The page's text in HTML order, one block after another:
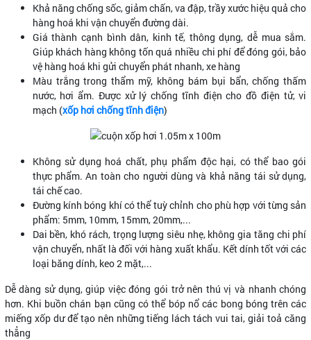
Khả năng chống sốc, giảm chấn, va đập, trầy xước hiệu quả cho
hàng hoá khi vận chuyển đường dài.
Giá thành cạnh bình dân, kinh tế, thông dụng, dễ mua sắm.
Giúp khách hàng không tốn quá nhiều chi phí để đóng gói, bảo
vệ hàng hoá khi gửi chuyển phát nhanh, xe hàng
Màu trắng trong thẩm mỹ, không bám bụi bẩn, chống thấm
nước, hơi ẩm. Được xử lý chống tĩnh điện cho đồ điện tử, vi
mạch (xốp hơi chống tĩnh điện)
Không sử dụng hoá chất, phụ phẩm độc hại, có thể bao gói
thực phẩm. An toàn cho người dùng và khả năng tái sử dụng,
tái chế cao.
Đường kính bóng khí có thể tuỳ chỉnh cho phù hợp với từng sản
phẩm: 5mm, 10mm, 15mm, 20mm,...
Dai bền, khó rách, trọng lượng siêu nhẹ, không gia tăng chi phí
vận chuyển, nhất là đối với hàng xuất khẩu. Kết dính tốt với các
loại băng dính, keo 2 mặt,...
Dễ dàng sử dụng, giúp việc đóng gói trở nên thú vị và nhanh chóng
hơn. Khi buồn chán bạn cũng có thể bóp nổ các bong bóng trên các
miếng xốp dư để tạo nên những tiếng lách tách vui tai, giải toả căng
thẳng